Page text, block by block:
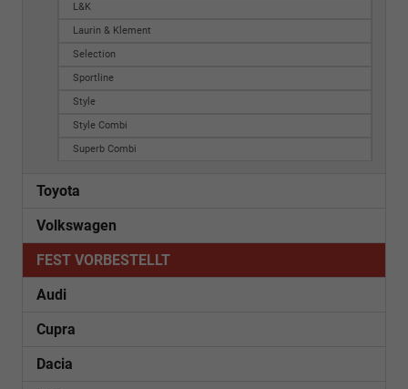
L&K
Laurin & Klement
Selection
Sportline
Style
Style Combi
Superb Combi
Toyota
Volkswagen
FEST VORBESTELLT
Audi
Cupra
Dacia